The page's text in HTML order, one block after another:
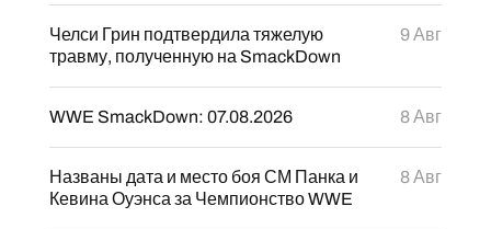
Челси Грин подтвердила тяжелую
травму, полученную на SmackDown
9 Авг
WWE SmackDown: 07.08.2026 8 Авг
Названы дата и место боя СМ Панка и
Кевина Оуэнса за Чемпионство WWE
8 Авг